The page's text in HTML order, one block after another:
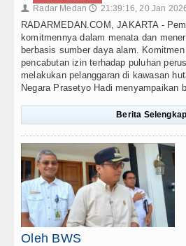
👤 Radar Medan 🕔 21:39:16, 20 Jan
RADARMEDAN.COM, JAKARTA -
komitmennya dalam menata dan
berbasis sumber daya alam.
pencabutan izin terhadap puluhan
melakukan pelanggaran di kawasan
Negara Prasetyo Hadi menyampaikan
Berita
Oleh BWS